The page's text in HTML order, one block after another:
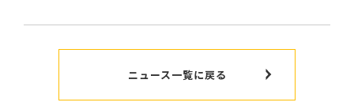
ニュース一覧に戻る